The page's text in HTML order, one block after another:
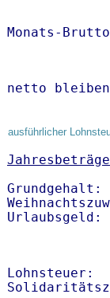
netto
ausführlicher
Jahresbeträge